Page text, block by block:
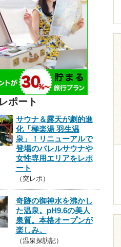
ポート
サウナ＆露天が劇的進
化「極楽湯 羽生温
泉」！リニューアルで
登場のバレルサウナや
女性専用エリアをレポ
ート
（突レポ）
奇跡の御神水を沸かし
た温泉。pH9.6の美人
泉質。本格オープンが
楽しみ。
（温泉探訪記）